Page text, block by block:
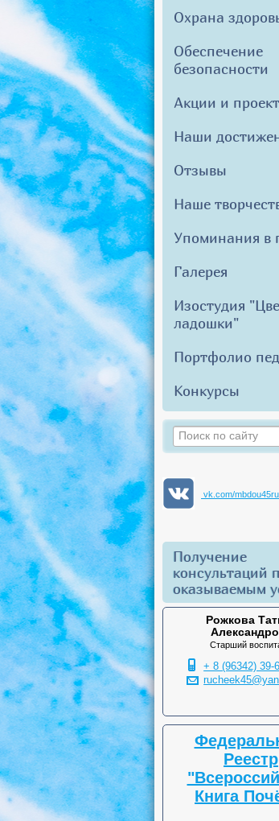
Охрана
Обеспечение
безопасности
Акции и
Наши
Отзывы
Наше
Упоминания в
Галерея
Изостудия
ладошки"
Портфолио
Конкурсы
vk.com/
Получение
консультаций
оказываемым
Рожкова
Старший
+ 8 (96342) 39-
Реестр
Книга